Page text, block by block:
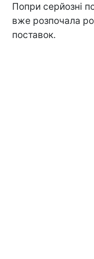
Попри серйозні
вже розпочала
поставок.